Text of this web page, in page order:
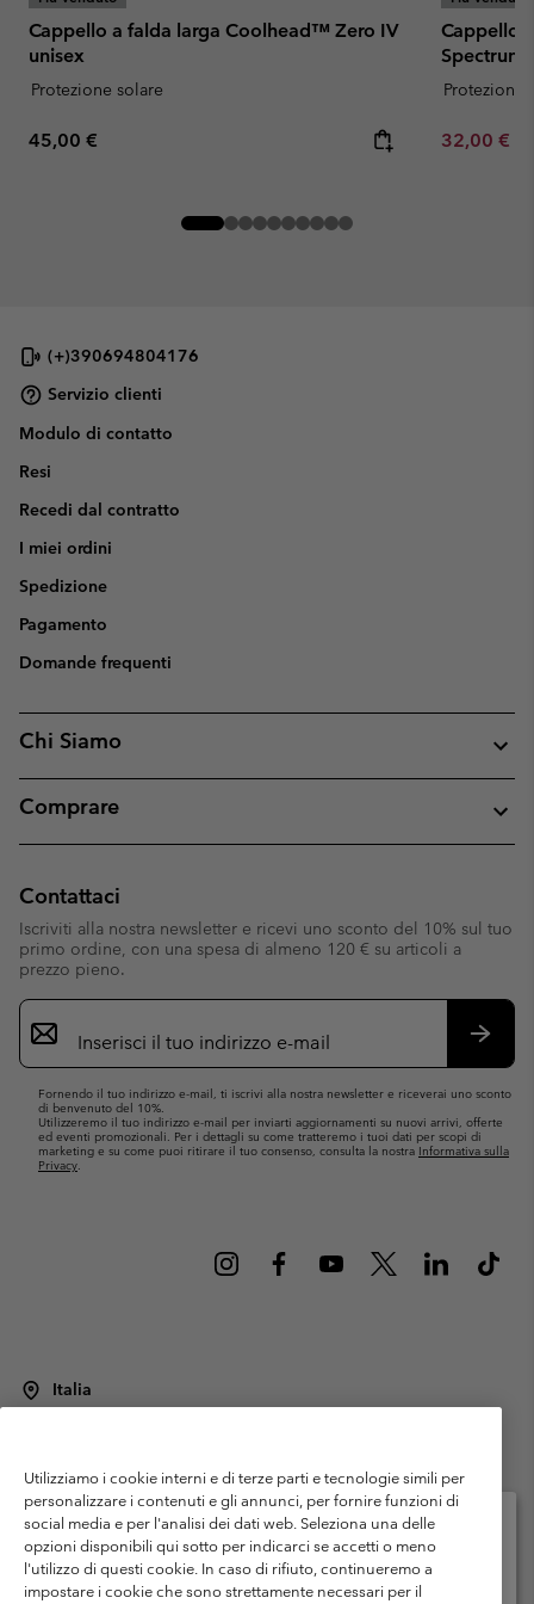
Cappello a falda larga Coolhead™ Zero IV
unisex
Protezione solare
Regular price:
45,00 €
Cappello
Spectrum
Protezione
Minimum
32,00 €
(+)390694804176
Servizio clienti
Modulo di contatto
Resi
Recedi dal contratto
I miei ordini
Spedizione
Pagamento
Domande frequenti
Chi Siamo
Comprare
Contattaci
Iscriviti alla nostra newsletter e ricevi uno sconto del 10% sul tuo
primo ordine, con una spesa di almeno 120 € su articoli a
prezzo pieno.
Iscrizione
e-
mail
Fornendo il tuo indirizzo e-mail, ti iscrivi alla nostra newsletter e riceverai uno sconto
di benvenuto del 10%.
Utilizzeremo il tuo indirizzo e-mail per inviarti aggiornamenti su nuovi arrivi, offerte
ed eventi promozionali. Per i dettagli su come tratteremo i tuoi dati per scopi di
marketing e su come puoi ritirare il tuo consenso, consulta la nostra Informativa sulla
Privacy.
Italia
Termini di utilizzo
Condizioni Generali di Venditaa
Garanzia
Politica sulla privacy
Termini e condizioni del programma di membership
Condizioni di utilizzo dei contenuti generati dagli utenti
Impressum
Utilizziamo i cookie interni e di terze parti e tecnologie simili per
personalizzare i contenuti e gli annunci, per fornire funzioni di
social media e per l'analisi dei dati web. Seleziona una delle
opzioni disponibili qui sotto per indicarci se accetti o meno
l'utilizzo di questi cookie. In caso di rifiuto, continueremo a
impostare i cookie che sono strettamente necessari per il
Seleziona il paese di spedizione e la lingua